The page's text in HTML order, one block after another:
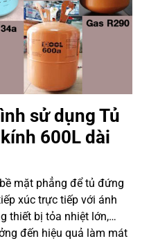
sử dụng Tủ
600L dài
mặt phẳng để tủ đứng
xúc trực tiếp với ánh
thiết bị tỏa nhiệt lớn,…
đến hiệu quả làm mát